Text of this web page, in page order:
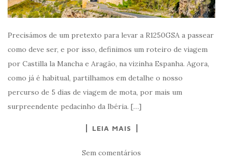
Precisámos de um pretexto para levar a R1250GSA a passear
como deve ser, e por isso, definimos um roteiro de viagem
por Castilla la Mancha e Aragão, na vizinha Espanha. Agora,
como já é habitual, partilhamos em detalhe o nosso
percurso de 5 dias de viagem de mota, por mais um
surpreendente pedacinho da Ibéria. […]
LEIA MAIS
Sem comentários